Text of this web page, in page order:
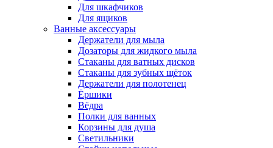
Для шкафчиков
Для ящиков
Ванные аксессуары
Держатели для мыла
Дозаторы для жидкого мыла
Стаканы для ватных дисков
Стаканы для зубных щёток
Держатели для полотенец
Ёршики
Вёдра
Полки для ванных
Корзины для душа
Светильники